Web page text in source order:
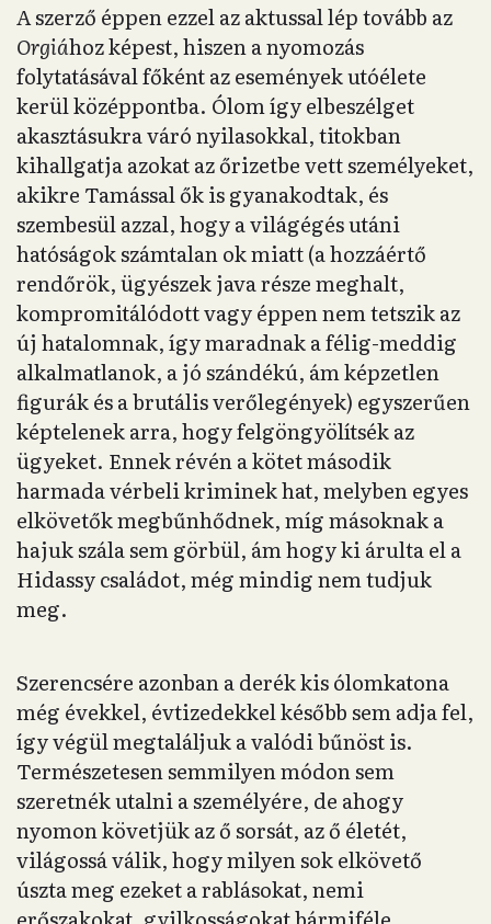
A szerző éppen ezzel az aktussal lép tovább az
Orgiához képest, hiszen a nyomozás
folytatásával főként az események utóélete
kerül középpontba. Ólom így elbeszélget
akasztásukra váró nyilasokkal, titokban
kihallgatja azokat az őrizetbe vett személyeket,
akikre Tamással ők is gyanakodtak, és
szembesül azzal, hogy a világégés utáni
hatóságok számtalan ok miatt (a hozzáértő
rendőrök, ügyészek java része meghalt,
kompromitálódott vagy éppen nem tetszik az
új hatalomnak, így maradnak a félig-meddig
alkalmatlanok, a jó szándékú, ám képzetlen
figurák és a brutális verőlegények) egyszerűen
képtelenek arra, hogy felgöngyölítsék az
ügyeket. Ennek révén a kötet második
harmada vérbeli kriminek hat, melyben egyes
elkövetők megbűnhődnek, míg másoknak a
hajuk szála sem görbül, ám hogy ki árulta el a
Hidassy családot, még mindig nem tudjuk
meg.
Szerencsére azonban a derék kis ólomkatona
még évekkel, évtizedekkel később sem adja fel,
így végül megtaláljuk a valódi bűnöst is.
Természetesen semmilyen módon sem
szeretnék utalni a személyére, de ahogy
nyomon követjük az ő sorsát, az ő életét,
világossá válik, hogy milyen sok elkövető
úszta meg ezeket a rablásokat, nemi